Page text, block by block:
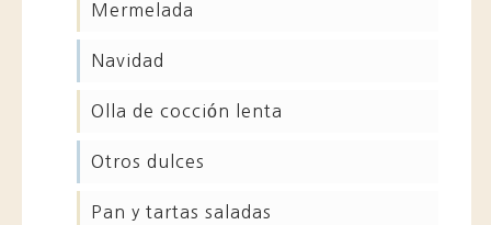
mermelada
navidad
olla de cocción lenta
otros dulces
pan y tartas saladas